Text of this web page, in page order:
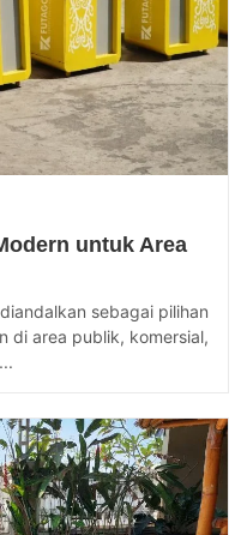
untuk Area
sebagai pilihan
di area publik, komersial,